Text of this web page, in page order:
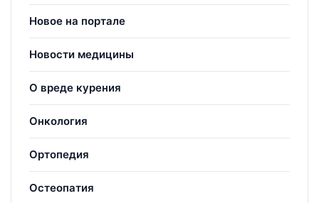
Новое на портале
Новости медицины
О вреде курения
Онкология
Ортопедия
Остеопатия